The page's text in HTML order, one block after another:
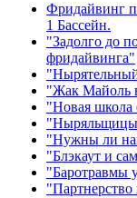
Фридайвинг
1 Бассейн.
"Задолго до
фридайвинга"
"Жак Майоль
"Новая школа
"Ныряльщицы
"Нужны ли
"Блэкаут и
"Баротравмы
"Партнерство